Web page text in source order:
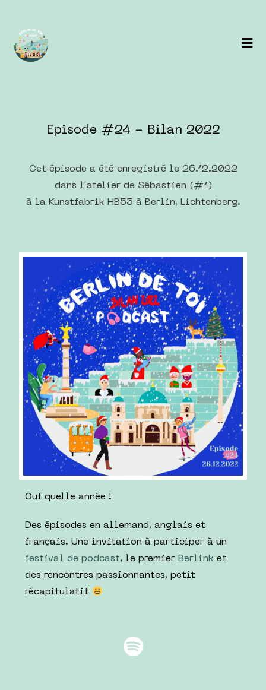
Episode #24 - Bilan 2022
Cet épisode a été enregistré le 26.12.2022
dans l’atelier de Sébastien (#1 )
à la Kunstfabrik HB55 à Berlin, Lichtenberg.
Ouf quelle année !
Des épisodes en allemand, anglais et
français. Une invitation à participer à un
festival de podcast, le premier Berlink et
des rencontres passionnantes, petit
récapitulatif